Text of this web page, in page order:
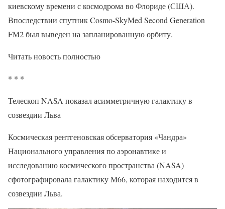
киевскому времени с космодрома во Флориде (США).
Впоследствии спутник Cosmo-SkyMed Second Generation
FM2 был выведен на запланированную орбиту.
Читать новость полностью
* * *
Телескоп NASA показал асимметричную галактику в
созвездии Льва
Космическая рентгеновская обсерватория «Чандра»
Национального управления по аэронавтике и
исследованию космического пространства (NASA)
сфотографировала галактику M66, которая находится в
созвездии Льва.